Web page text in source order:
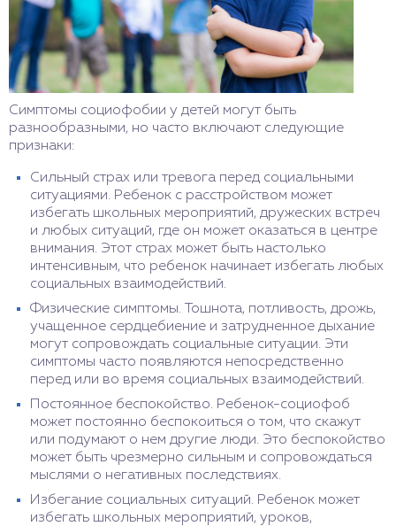
Симптомы социофобии у детей могут быть
разнообразными, но часто включают следующие
признаки:
Сильный страх или тревога перед социальными
ситуациями. Ребенок с расстройством может
избегать школьных мероприятий, дружеских встреч
и любых ситуаций, где он может оказаться в центре
внимания. Этот страх может быть настолько
интенсивным, что ребенок начинает избегать любых
социальных взаимодействий.
Физические симптомы. Тошнота, потливость, дрожь,
учащенное сердцебиение и затрудненное дыхание
могут сопровождать социальные ситуации. Эти
симптомы часто появляются непосредственно
перед или во время социальных взаимодействий.
Постоянное беспокойство. Ребенок-социофоб
может постоянно беспокоиться о том, что скажут
или подумают о нем другие люди. Это беспокойство
может быть чрезмерно сильным и сопровождаться
мыслями о негативных последствиях.
Избегание социальных ситуаций. Ребенок может
избегать школьных мероприятий, уроков,